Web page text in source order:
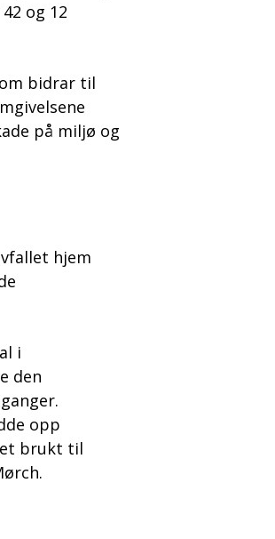
og 12
bidrar til
på miljø og
hjem
i
den
opp
brukt til